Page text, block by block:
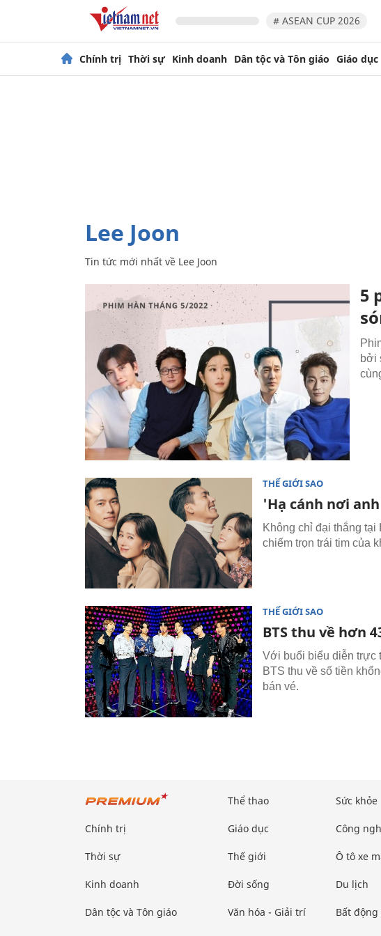
# ASEAN CUP 2026
Chính trị Thời sự Kinh doanh Dân tộc và Tôn giáo Giáo dục
Lee Joon
Tin tức mới nhất về Lee Joon
5
bởi
THẾ GIỚI SAO
'Hạ cánh nơi
Không chỉ đại thắng
chiếm trọn trái tim của
THẾ GIỚI SAO
BTS thu về hơn
Với buổi biểu diễn trực
BTS thu về số tiền
bán vé.
Chính trị
Thời sự
Kinh doanh
Dân tộc và Tôn giáo
Thể thao
Giáo dục
Thế giới
Đời sống
Văn hóa - Giải trí
Sức khỏe
Công
Ô tô xe
Du lịch
Bất động